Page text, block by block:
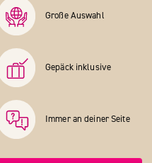
Große Auswahl
Gepäck inklusive
Immer an deiner Seite